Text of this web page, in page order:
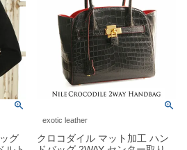
グ
exotic leather
クロコダイル マット加工 ハン